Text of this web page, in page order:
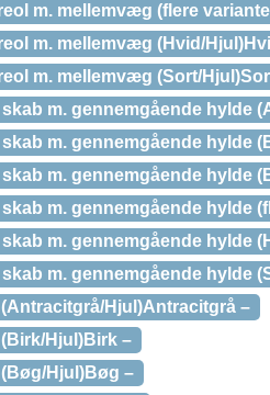
m. mellemvæg (flere
m. mellemvæg (Hvid/
m. mellemvæg (Sort/
skab m. gennemgående hylde
m. gennemgående hylde
m. gennemgående hylde
m. gennemgående hylde
m. gennemgående hylde
m. gennemgående hylde
Hjul)Antracitgrå –
Hjul)Birk –
Hjul)Bøg –